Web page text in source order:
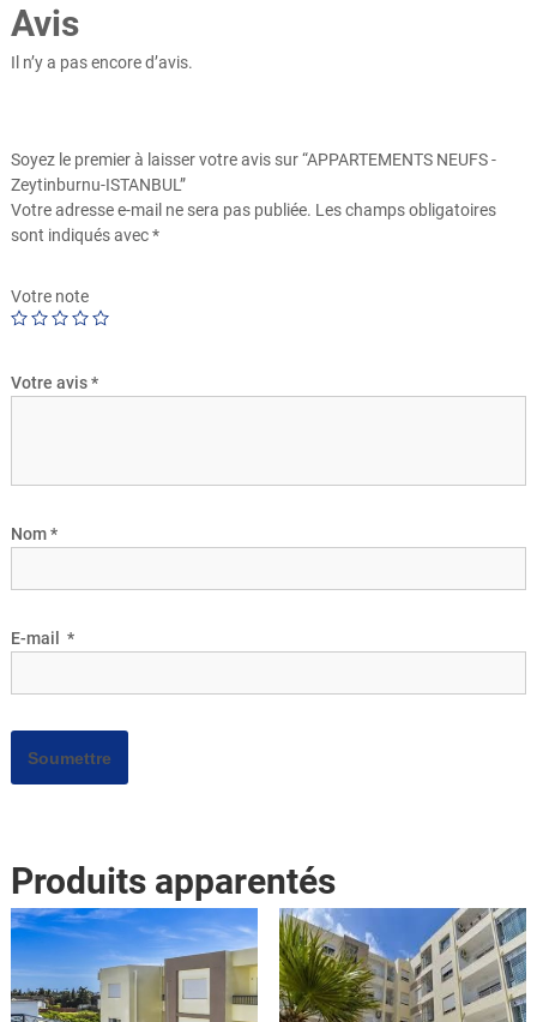
Avis
Il n’y a pas encore d’avis.
Soyez le premier à laisser votre avis sur “APPARTEMENTS NEUFS -
Zeytinburnu-ISTANBUL”
Votre adresse e-mail ne sera pas publiée. Les champs obligatoires
sont indiqués avec*
Votre note
Votre avis*
Nom*
E-mail *
Produits apparentés